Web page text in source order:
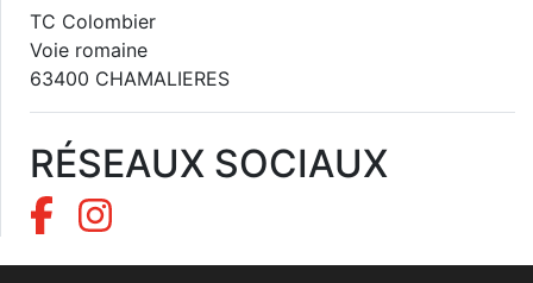
TC Colombier
Voie romaine
63400 CHAMALIERES
RÉSEAUX SOCIAUX